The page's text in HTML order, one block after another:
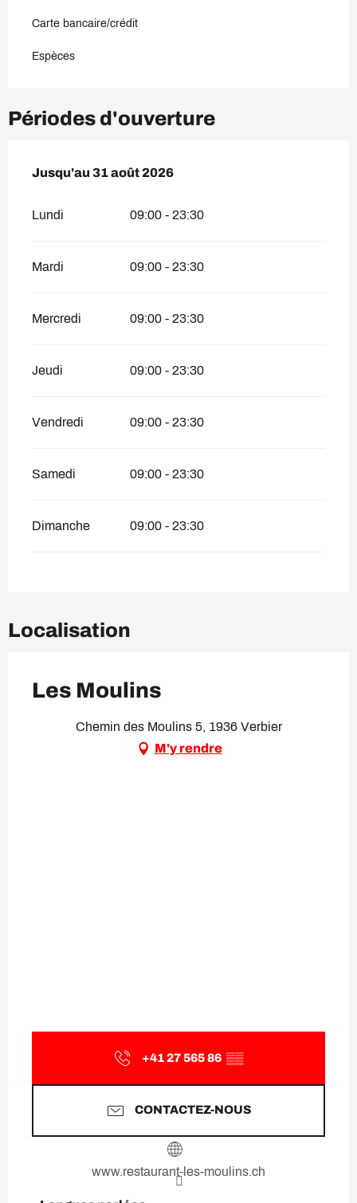
Carte bancaire/crédit
Espèces
Périodes d'ouverture
Du1 juillet 2026au31 août 2026
Jusqu'au 31 août 2026
Lundi 09:00 - 23:30
Mardi 09:00 - 23:30
Mercredi 09:00 - 23:30
Jeudi 09:00 - 23:30
Vendredi 09:00 - 23:30
Samedi 09:00 - 23:30
Dimanche 09:00 - 23:30
Localisation
Les Moulins
Chemin des Moulins 5, 1936 Verbier
M'y rendre
+41 27 565 86 ▒▒
CONTACTEZ-NOUS
www.restaurant-les-moulins.ch